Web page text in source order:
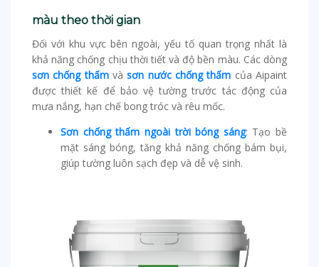
màu theo thời gian
Đối với khu vực bên ngoài, yếu tố quan trọng nhất là
khả năng chống chịu thời tiết và độ bền màu. Các dòng
sơn chống thấmvàsơn nước chống thấm của Aipaint
được thiết kế để bảo vệ tường trước tác động của
mưa nắng, hạn chế bong tróc và rêu mốc.
Sơn chống thấm ngoài trời bóng sáng: Tạo bề
mặt sáng bóng, tăng khả năng chống bám bụi,
giúp tường luôn sạch đẹp và dễ vệ sinh.